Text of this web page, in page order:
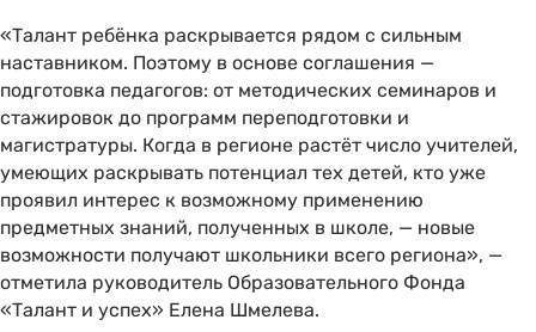
«Талант ребёнка раскрывается рядом с сильным
наставником. Поэтому в основе соглашения —
подготовка педагогов: от методических семинаров и
стажировок до программ переподготовки и
магистратуры. Когда в регионе растёт число учителей,
умеющих раскрывать потенциал тех детей, кто уже
проявил интерес к возможному применению
предметных знаний, полученных в школе, — новые
возможности получают школьники всего региона», —
отметила руководитель Образовательного Фонда
«Талант и успех» Елена Шмелева.